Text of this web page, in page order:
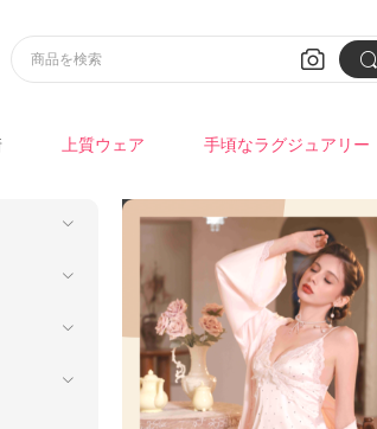
 
商品を検索
上質ウェア 手頃なラグジュアリー